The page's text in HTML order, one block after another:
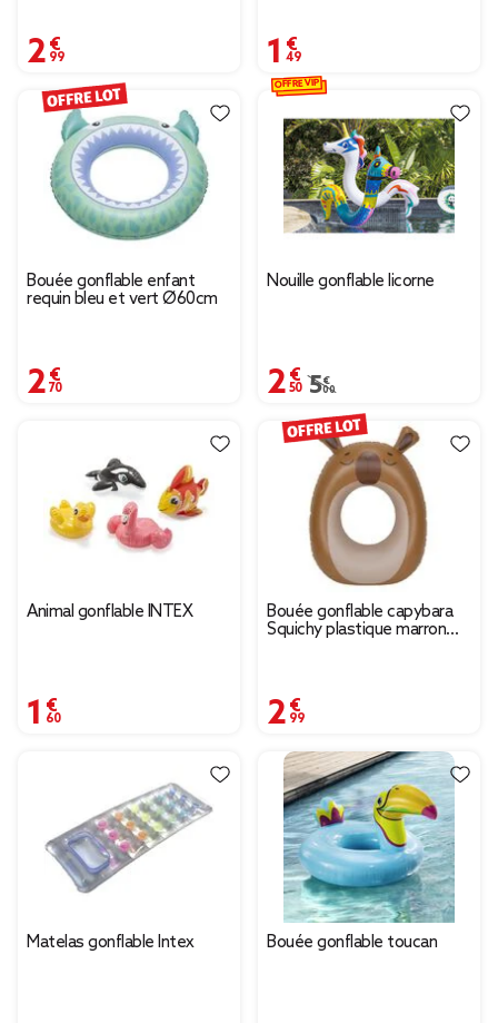
2,99 € 1,49 €
Bouée gonflable enfant
requin bleu et vert Ø60cm
2,70 €
Nouille gonflable licorne
2,50 €
Prix remisé de 5,00 €
5,00 €
OFFRE VIP
Animal gonflable INTEX
1,60 €
Bouée gonflable capybara
Squichy plastique marron
2,99 €
Matelas gonflable Intex Bouée gonflable toucan